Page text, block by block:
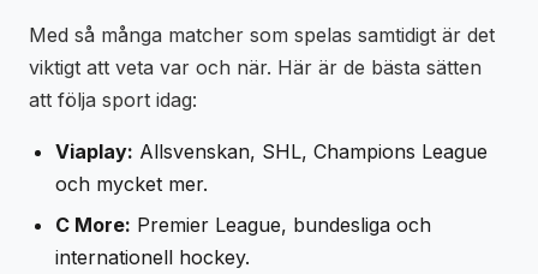
Med så många matcher som spelas samtidigt är det
viktigt att veta var och när. Här är de bästa sätten
att följa sport idag:
Viaplay: Allsvenskan, SHL, Champions League
och mycket mer.
C More: Premier League, bundesliga och
internationell hockey.